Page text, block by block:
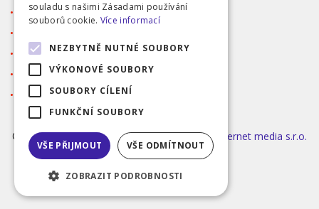
Obchodní podmínky
Reklamace
Přihlášení
Registrace
©2026 MODA ČAPEK s.r.o. Made by INIZIO Internet media s.r.o.
|
nastavení cookies
souladu s našimi Zásadami používání
souborů cookie. Více informací
NEZBYTNĚ NUTNÉ SOUBORY
VÝKONOVÉ SOUBORY
SOUBORY CÍLENÍ
FUNKČNÍ SOUBORY
VŠE PŘIJMOUT VŠE ODMÍTNOUT
ZOBRAZIT PODROBNOSTI